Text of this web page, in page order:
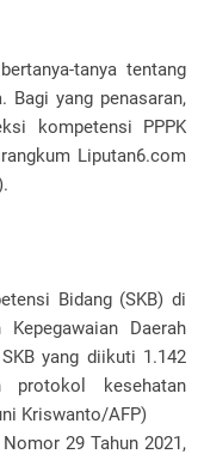
tanya tentang
Bagi yang penasaran,
kompetensi PPPK
Liputan6.com
Bidang (SKB) di
Daerah
yang diikuti 1.142
protokol kesehatan
Kriswanto/AFP)
29 Tahun 2021,